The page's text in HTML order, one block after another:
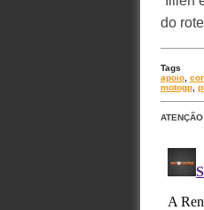
do
Tags
apoio,
motogp,